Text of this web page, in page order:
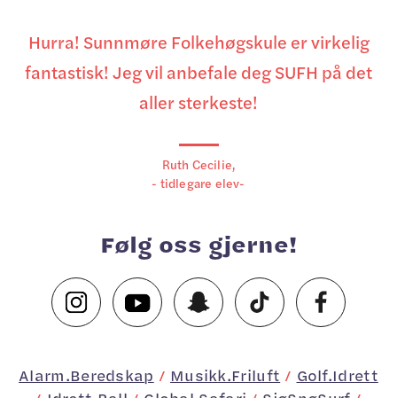
Hurra! Sunnmøre Folkehøgskule er virkelig
fantastisk! Jeg vil anbefale deg SUFH på det
aller sterkeste!
Ruth Cecilie,
- tidlegare elev-
Følg oss gjerne!
Alarm.Beredskap / Musikk.Friluft / Golf.Idrett